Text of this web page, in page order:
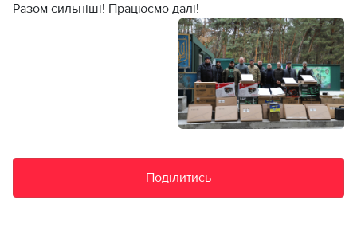
Разом сильніші! Працюємо далі!
Поділитись